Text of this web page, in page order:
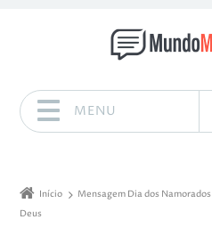
MENU
Início Mensagem Dia dos Namorados
Deus